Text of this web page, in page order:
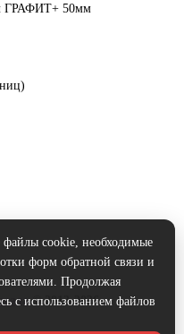
ГРАФИТ+ 50мм
© 2012-2026
файлы cookie, необходимые
форм обратной связи и
Продолжая
с использованием файлов